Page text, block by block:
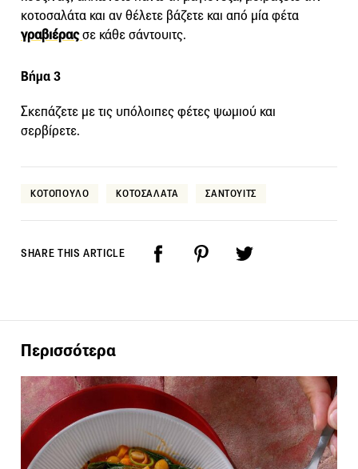
κοτοσαλάτα και αν θέλετε βάζετε και από μία φέτα
γραβιέραςσε κάθε σάντουιτς.
Βήμα 3
Σκεπάζετε με τις υπόλοιπες φέτες ψωμιού και
σερβίρετε.
ΚΟΤΟΠΟΥΛΟ ΚΟΤΟΣΑΛΑΤΑ ΣΑΝΤΟΥΙΤΣ
SHARE THIS ARTICLE
Περισσότερα